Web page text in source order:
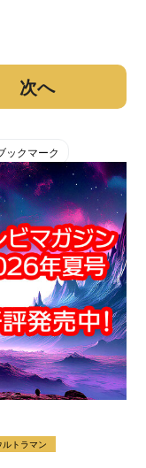
次へ
ックマーク
トラマン